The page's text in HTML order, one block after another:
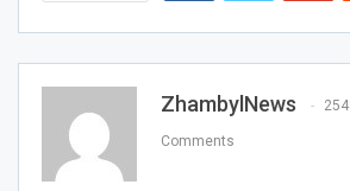
ZhambylNews
Comments